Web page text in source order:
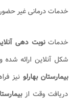
خدمات درمانی غیر
خدماتنوبت دهی
شکل آنلاین ارائه
بیمارستان بهارلو نیز
دریافت وقت از